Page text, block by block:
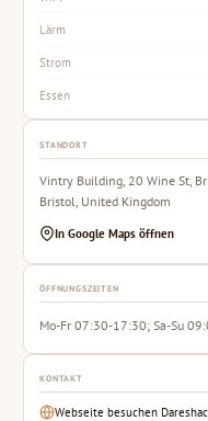
Lärm
Strom
Essen
STANDORT
Vintry Building, 20 Wine St,
Bristol, United Kingdom
In Google Maps öffnen
ÖFFNUNGSZEITEN
Mo-Fr 07:30-17:30; Sa-Su
KONTAKT
Webseite besuchen